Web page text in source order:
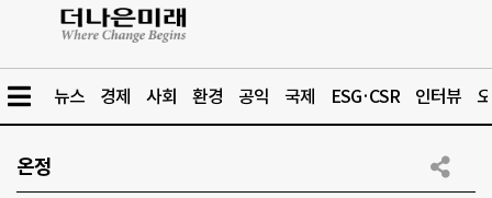
뉴스 경제 사회 환경 공익 국제 ESG·CSR 인터뷰
온정